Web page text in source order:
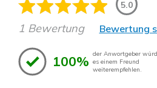
5.0
1 Bewertung Bewertung
100% der Anwortgeber
es einem Freund
weiterempfehlen.